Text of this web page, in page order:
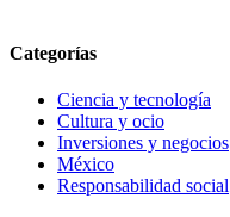
Categorías
Ciencia y tecnología
Cultura y ocio
Inversiones y negocios
México
Responsabilidad social